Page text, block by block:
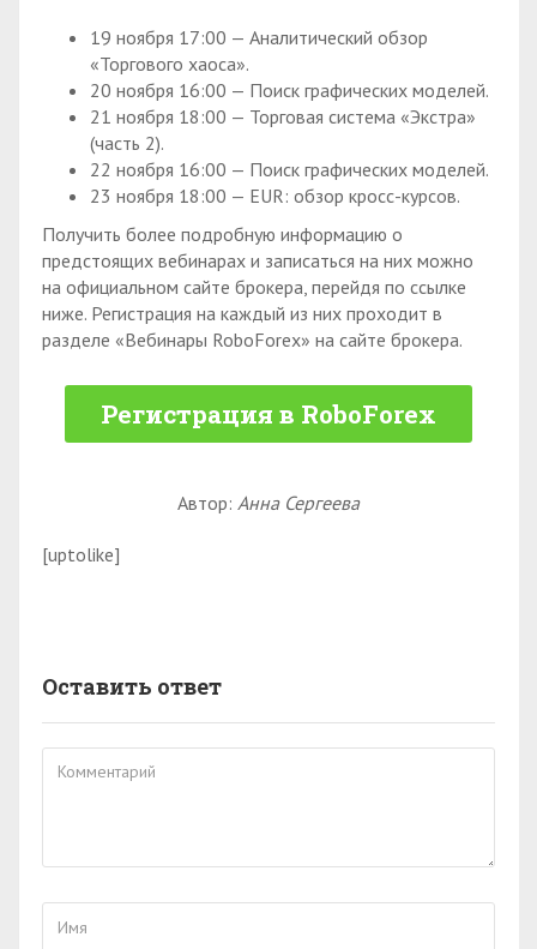
19 ноября 17:00 — Аналитический обзор
«Торгового хаоса».
20 ноября 16:00 — Поиск графических моделей.
21 ноября 18:00 — Торговая система «Экстра»
(часть 2).
22 ноября 16:00 — Поиск графических моделей.
23 ноября 18:00 — EUR: обзор кросс-курсов.
Получить более подробную информацию о
предстоящих вебинарах и записаться на них можно
на официальном сайте брокера, перейдя по ссылке
ниже. Регистрация на каждый из них проходит в
разделе «Вебинары RoboForex» на сайте брокера.
Регистрация в RoboForex
Автор: Анна Сергеева
[uptolike]
Оставить ответ